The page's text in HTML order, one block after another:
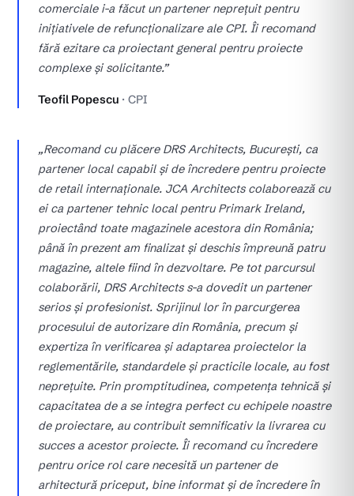
comerciale i-a făcut un partener neprețuit pentru
inițiativele de refuncționalizare ale CPI. Îi recomand
fără ezitare ca proiectant general pentru proiecte
complexe și solicitante.”
Teofil Popescu · CPI
„Recomand cu plăcere DRS Architects, București, ca
partener local capabil și de încredere pentru proiecte
de retail internaționale. JCA Architects colaborează cu
ei ca partener tehnic local pentru Primark Ireland,
proiectând toate magazinele acestora din România;
până în prezent am finalizat și deschis împreună patru
magazine, altele fiind în dezvoltare. Pe tot parcursul
colaborării, DRS Architects s-a dovedit un partener
serios și profesionist. Sprijinul lor în parcurgerea
procesului de autorizare din România, precum și
expertiza în verificarea și adaptarea proiectelor la
reglementările, standardele și practicile locale, au fost
neprețuite. Prin promptitudinea, competența tehnică și
capacitatea de a se integra perfect cu echipele noastre
de proiectare, au contribuit semnificativ la livrarea cu
succes a acestor proiecte. Îi recomand cu încredere
pentru orice rol care necesită un partener de
arhitectură priceput, bine informat și de încredere în